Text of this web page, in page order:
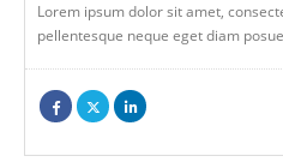
Lorem ipsum dolor sit amet,
pellentesque neque eget diam